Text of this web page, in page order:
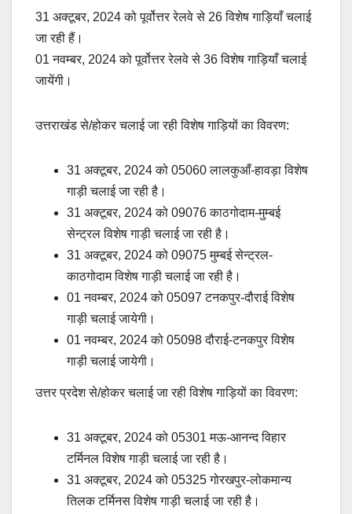
o
o
k
p
n
31 अक्टूबर, 2024 को पूर्वोत्तर रेलवे से 26 विशेष गाड़ियाँ चलाई
जा रही हैं।
01 नवम्बर, 2024 को पूर्वोत्तर रेलवे से 36 विशेष गाड़ियाँ चलाई
जायेंगी।
उत्तराखंड से/होकर चलाई जा रही विशेष गाड़ियों का विवरण:
31 अक्टूबर, 2024 को 05060 लालकुआँ-हावड़ा विशेष
गाड़ी चलाई जा रही है।
31 अक्टूबर, 2024 को 09076 काठगोदाम-मुम्बई
सेन्ट्रल विशेष गाड़ी चलाई जा रही है।
31 अक्टूबर, 2024 को 09075 मुम्बई सेन्ट्रल-
काठगोदाम विशेष गाड़ी चलाई जा रही है।
01 नवम्बर, 2024 को 05097 टनकपुर-दौराई विशेष
गाड़ी चलाई जायेगी।
01 नवम्बर, 2024 को 05098 दौराई-टनकपुर विशेष
गाड़ी चलाई जायेगी।
उत्तर प्रदेश से/होकर चलाई जा रही विशेष गाड़ियों का विवरण:
31 अक्टूबर, 2024 को 05301 मऊ-आनन्द विहार
टर्मिनल विशेष गाड़ी चलाई जा रही है।
31 अक्टूबर, 2024 को 05325 गोरखपुर-लोकमान्य
तिलक टर्मिनस विशेष गाड़ी चलाई जा रही है।